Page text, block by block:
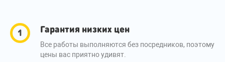
Гарантия низких цен
Все работы выполняются без посредников, поэтому
цены вас приятно удивят.